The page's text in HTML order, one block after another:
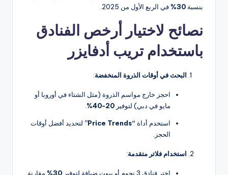
بنسبة 30% في الربع الأول من 2025.
نصائح لاختيار أرخص الفنادق
باستخدام تريب أدفايزر
البحث في أوقات الذروة المنخفضة:
احجز خارج مواسم الذروة (مثل الشتاء في أوروبا أو
مايو في دبي) لتوفير 20-40%
استخدم أداة “Price Trends”
لتحديد أفضل أوقات
الحجز.
استخدام فلاتر متقدمة:
اختر فنادق 3 نجوم أو بيوت ضيافة لتوفير 30%
مقارنة